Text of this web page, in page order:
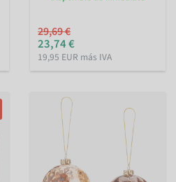
29,69 €
23,74 €
19,95 EUR más IVA